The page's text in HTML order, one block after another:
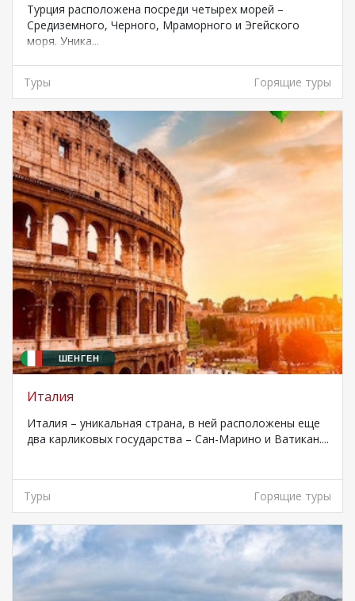
Турция расположена посреди четырех морей –
Средиземного, Черного, Мраморного и Эгейского
моря. Уника...
Туры Горящие туры
ШЕНГЕН
Италия
Италия – уникальная страна, в ней расположены еще
два карликовых государства – Сан-Марино и Ватикан....
Туры Горящие туры